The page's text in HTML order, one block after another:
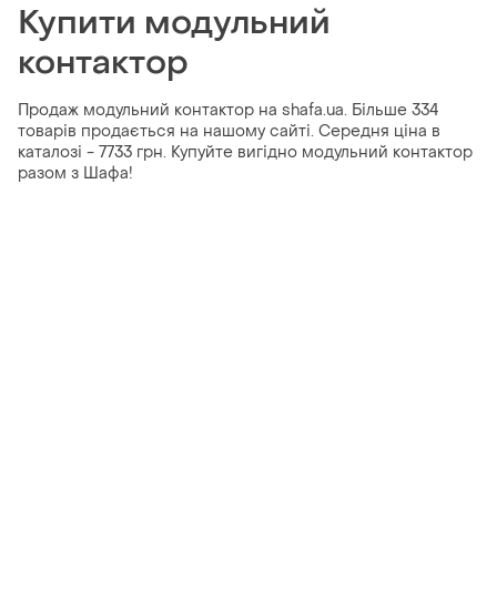
Купити модульний
контактор
Продаж модульний контактор на shafa.ua. Більше 334
товарів продається на нашому сайті. Середня ціна в
каталозі - 7733 грн. Купуйте вигідно модульний контактор
разом з Шафа!